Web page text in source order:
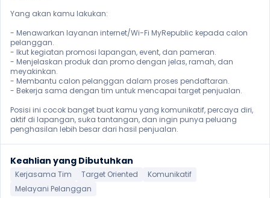
Yang akan kamu lakukan:
- Menawarkan layanan internet/Wi-Fi MyRepublic kepada calon
pelanggan.
- Ikut kegiatan promosi lapangan, event, dan pameran.
- Menjelaskan produk dan promo dengan jelas, ramah, dan
meyakinkan.
- Membantu calon pelanggan dalam proses pendaftaran.
- Bekerja sama dengan tim untuk mencapai target penjualan.
Posisi ini cocok banget buat kamu yang komunikatif, percaya diri,
aktif di lapangan, suka tantangan, dan ingin punya peluang
penghasilan lebih besar dari hasil penjualan.
Keahlian yang Dibutuhkan
Kerjasama Tim Target Oriented
Komunikatif
Melayani Pelanggan